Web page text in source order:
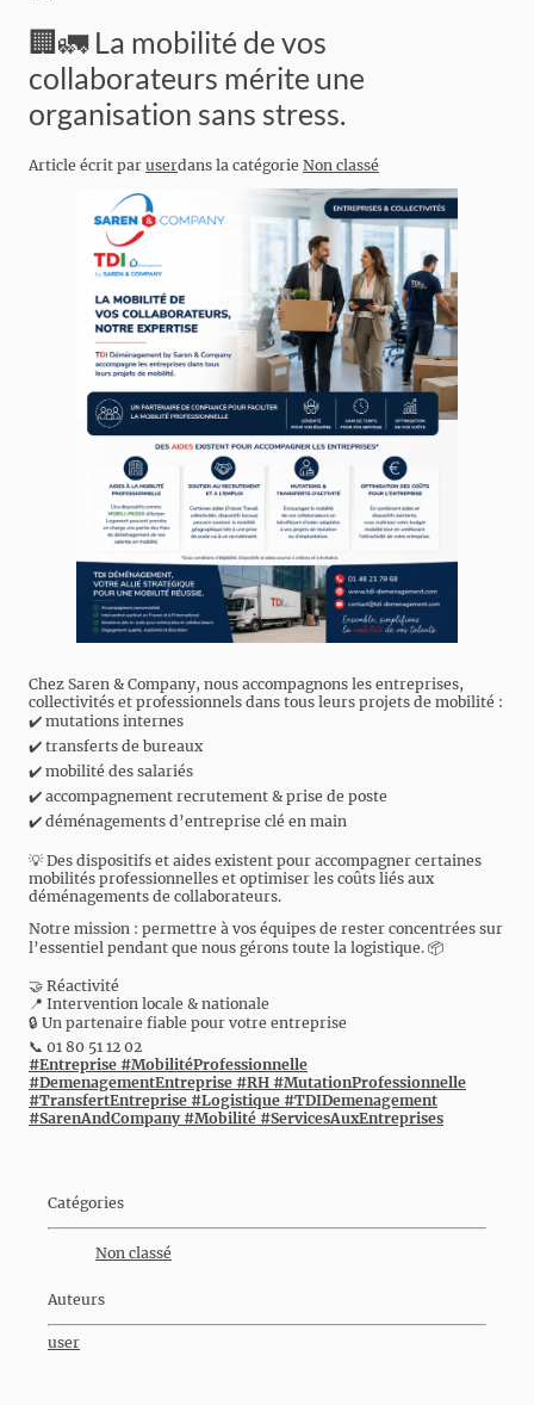
🏢🚛 La mobilité de vos
collaborateurs mérite une
organisation sans stress.
Article écrit par userdans la catégorie Non classé
Chez Saren & Company, nous accompagnons les entreprises,
collectivités et professionnels dans tous leurs projets de mobilité :
✔️ mutations internes
✔️ transferts de bureaux
✔️ mobilité des salariés
✔️ accompagnement recrutement & prise de poste
✔️ déménagements d’entreprise clé en main
💡 Des dispositifs et aides existent pour accompagner certaines
mobilités professionnelles et optimiser les coûts liés aux
déménagements de collaborateurs.
Notre mission : permettre à vos équipes de rester concentrées sur
l’essentiel pendant que nous gérons toute la logistique. 📦
🤝 Réactivité
📍 Intervention locale & nationale
🔒 Un partenaire fiable pour votre entreprise
📞 01 80 51 12 02
#Entreprise #MobilitéProfessionnelle
#DemenagementEntreprise #RH #MutationProfessionnelle
#TransfertEntreprise #Logistique #TDIDemenagement
#SarenAndCompany #Mobilité #ServicesAuxEntreprises
Catégories
Non classé
Auteurs
user